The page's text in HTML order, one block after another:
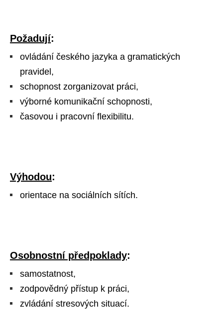
Požadují:
ovládání českého jazyka a gramatických
pravidel,
schopnost zorganizovat práci,
výborné komunikační schopnosti,
časovou i pracovní flexibilitu.
Výhodou:
orientace na sociálních sítích.
Osobnostní předpoklady:
samostatnost,
zodpovědný přístup k práci,
zvládání stresových situací.